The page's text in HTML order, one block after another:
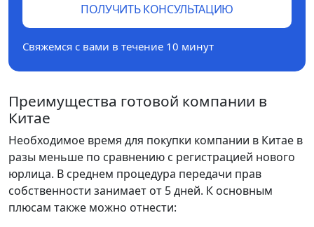
ПОЛУЧИТЬ КОНСУЛЬТАЦИЮ
Свяжемся с вами в течение 10 минут
Преимущества готовой компании в
Китае
Необходимое время для покупки компании в Китае в
разы меньше по сравнению с регистрацией нового
юрлица. В среднем процедура передачи прав
собственности занимает от 5 дней. К основным
плюсам также можно отнести: